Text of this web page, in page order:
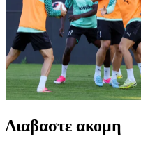
Διαβαστε ακομη